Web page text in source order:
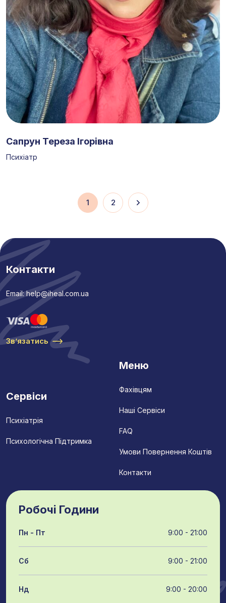
Сапрун Тереза Ігорівна
Психіатр
1 2
Контакти
Email: help@iheal.com.ua
Звʼязатись
Сервіси
Психіатрія
Психологічна Підтримка
Меню
Фахівцям
Наші Сервіси
FAQ
Умови Повернення Коштів
Контакти
Робочі Години
Пн - Пт 9:00 - 21:00
Сб 9:00 - 21:00
Нд 9:00 - 20:00